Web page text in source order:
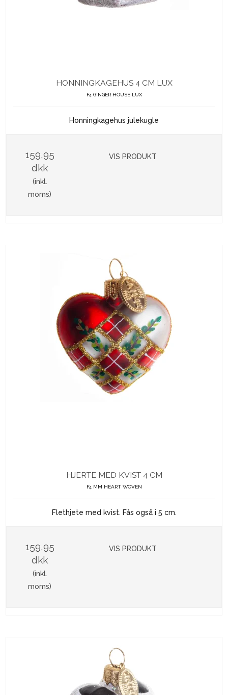
HONNINGKAGEHUS 4 CM LUX
F4 GINGER HOUSE LUX
Honningkagehus julekugle
159,95
dkk
(inkl.
moms)
VIS PRODUKT
HJERTE MED KVIST 4 CM
F4 MM HEART WOVEN
Flethjete med kvist. Fås også i 5 cm.
159,95
dkk
(inkl.
moms)
VIS PRODUKT